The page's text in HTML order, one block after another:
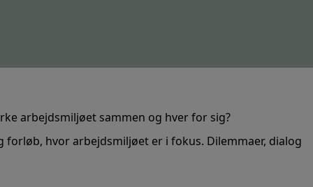
arbejdsmiljøet sammen og hver for sig?
hvor arbejdsmiljøet er i fokus. Dilemmaer, dialog